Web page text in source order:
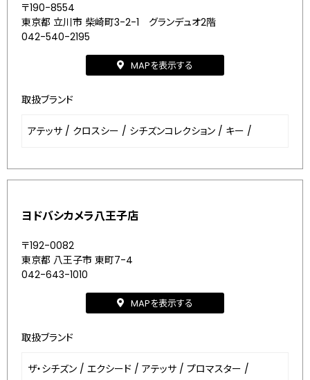
〒190-8554
東京都 立川市 柴崎町3-2-1 グランデュオ2階
042-540-2195
MAPを表示する
取扱ブランド
アテッサ / クロスシー / シチズンコレクション / キー /
ヨドバシカメラ八王子店
〒192-0082
東京都 八王子市 東町7-4
042-643-1010
MAPを表示する
取扱ブランド
ザ・シチズン / エクシード / アテッサ / プロマスター /